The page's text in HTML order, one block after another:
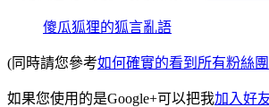
傻瓜狐狸的狐言亂語
(同時請您參考如何確實的看到所有粉絲
如果您使用的是Google+可以把我加入好